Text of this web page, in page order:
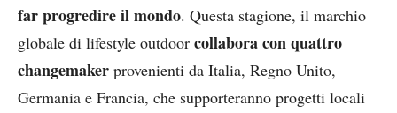
far progredire il mondo. Questa stagione, il marchio
globale di lifestyle outdoor collabora con quattro
changemaker provenienti da Italia, Regno Unito,
Germania e Francia, che supporteranno progetti locali